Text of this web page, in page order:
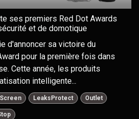
ses premiers Red Dot Awards
et de domotique
d'annoncer sa victoire du
pour la première fois dans
Cette année, les produits
intelligente...
LeaksProtect Outlet